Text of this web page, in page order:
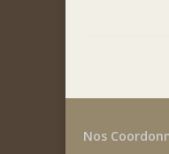
Nos